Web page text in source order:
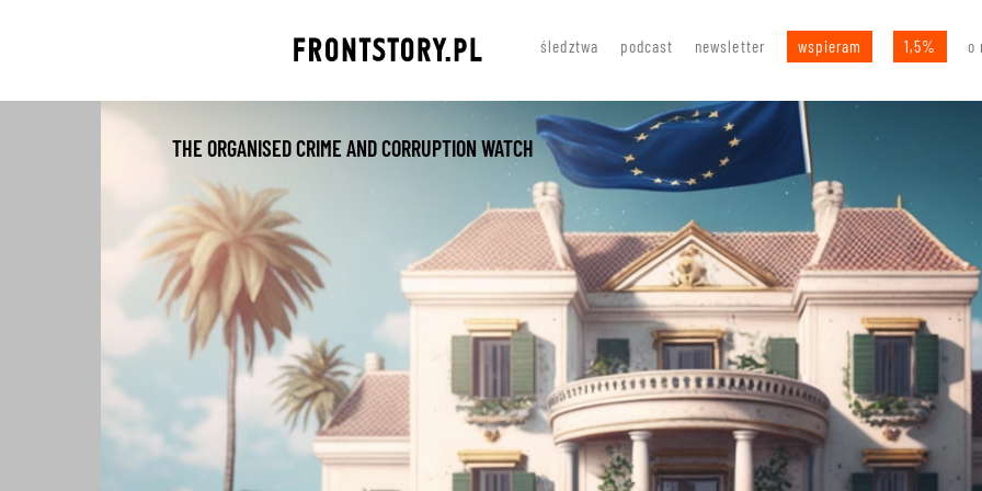
śledztwa podcast newsletter wspieram 1,5% o
THE ORGANISED CRIME AND CORRUPTION WATCH